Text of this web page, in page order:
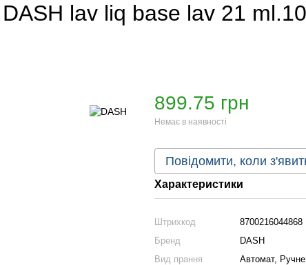
lav liq base lav 21
899.75 грн
Немає в наявності
Повідомити, коли
Характеристики
Штрихкод
8700216044868
Бренд
DASH
Вид прання
Автомат, Ручне